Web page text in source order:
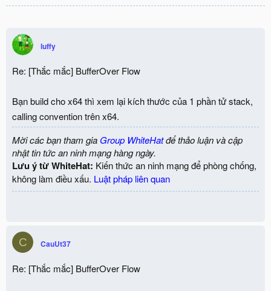
luffy
Re: [Thắc mắc] BufferOver Flow
Bạn build cho x64 thì xem lại kích thước của 1 phần tử stack,
calling convention trên x64.
Mời các bạn tham gia Group WhiteHatđể thảo luận và cập
nhật tin tức an ninh mạng hàng ngày.
Lưu ý từ WhiteHat: Kiến thức an ninh mạng để phòng chống,
không làm điều xấu. Luật pháp liên quan
C CauUt37
Re: [Thắc mắc] BufferOver Flow